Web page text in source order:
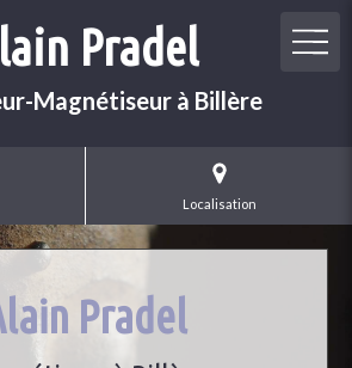
Pradel
Magnétiseur à Billère
Localisation
Pradel